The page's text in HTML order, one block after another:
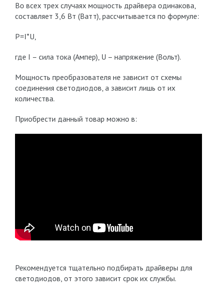
Во всех трех случаях мощность драйвера одинакова,
составляет 3,6 Вт (Ватт), рассчитывается по формуле:
P=I*U,
где I – сила тока (Ампер), U – напряжение (Вольт).
Мощность преобразователя не зависит от схемы
соединения светодиодов, а зависит лишь от их
количества.
Приобрести данный товар можно в:
Рекомендуется тщательно подбирать драйверы для
светодиодов, от этого зависит срок их службы.